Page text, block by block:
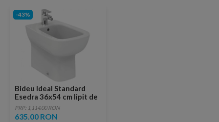
-43%
Bideu Ideal Standard
Esedra 36x54 cm lipit de
perete
PRP: 1,114.00 RON
635.00 RON